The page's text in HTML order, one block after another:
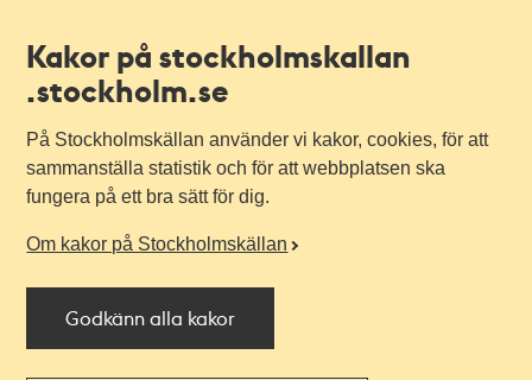
Kakor på stockholmskallan
.stockholm.se
På Stockholmskällan använder vi kakor, cookies, för att
sammanställa statistik och för att webbplatsen ska
fungera på ett bra sätt för dig.
Om kakor på Stockholmskällan
Godkänn alla kakor